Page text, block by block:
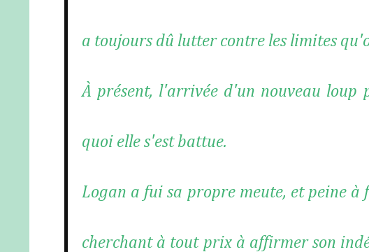
a toujours dû lutter contre les limites
À présent, l'arrivée d'un nouveau loup
quoi elle s'est battue.
Logan a fui sa propre meute, et peine à
cherchant à tout prix à affirmer son